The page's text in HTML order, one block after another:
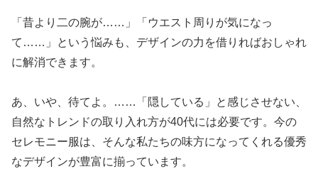
「昔より二の腕が……」「ウエスト周りが気になっ
て……」という悩みも、デザインの力を借りればおしゃれ
に解消できます。
あ、いや、待てよ。……「隠している」と感じさせない、
自然なトレンドの取り入れ方が40代には必要です。今の
セレモニー服は、そんな私たちの味方になってくれる優秀
なデザインが豊富に揃っています。